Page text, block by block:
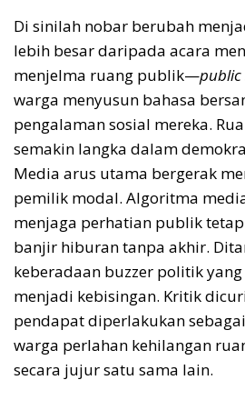
Di sinilah nobar berubah
lebih besar daripada acara
menjelma ruang publik—public
warga menyusun bahasa
pengalaman sosial mereka.
semakin langka dalam
Media arus utama bergerak
pemilik modal. Algoritma
menjaga perhatian publik
banjir hiburan tanpa akhir.
keberadaan buzzer politik
menjadi kebisingan. Kritik
pendapat diperlakukan
warga perlahan kehilangan
secara jujur satu sama lain.